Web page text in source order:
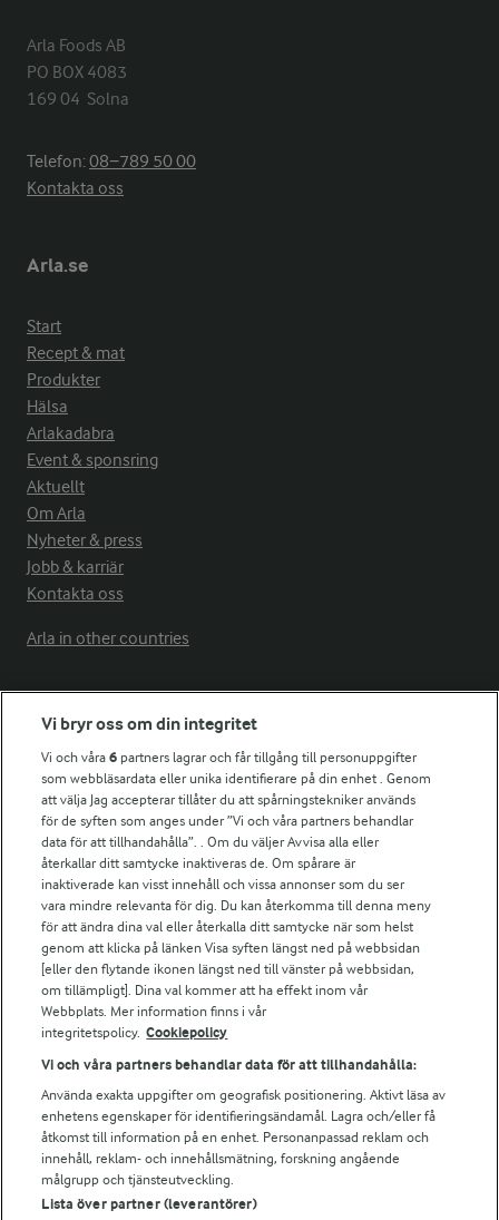
Arla Foods AB
PO BOX 4083
169 04  Solna
Telefon:08−789 50 00
Kontakta oss
Arla.se
Start
Recept & mat
Produkter
Hälsa
Arlakadabra
Event & sponsring
Aktuellt
Om Arla
Nyheter & press
Jobb & karriär
Kontakta oss
Arla in other countries
Fler Arlasajter
För ägare
Arlas kundportal
Arla.com
Falbygdens Ost
Arla webbshop
Bildbank
Följ oss
© 2026 Arla Foods
Vi bryr oss om din integritet
Vi och våra6 partners lagrar och får tillgång till personuppgifter
som webbläsardata eller unika identifierare på din enhet . Genom
att välja Jag accepterar tillåter du att spårningstekniker används
för de syften som anges under ”Vi och våra partners behandlar
data för att tillhandahålla”. . Om du väljer Avvisa alla eller
återkallar ditt samtycke inaktiveras de. Om spårare är
inaktiverade kan visst innehåll och vissa annonser som du ser
vara mindre relevanta för dig. Du kan återkomma till denna meny
för att ändra dina val eller återkalla ditt samtycke när som helst
genom att klicka på länken Visa syften längst ned på webbsidan
[eller den flytande ikonen längst ned till vänster på webbsidan,
om tillämpligt]. Dina val kommer att ha effekt inom vår
Webbplats. Mer information finns i vår
integritetspolicy. Cookiepolicy
Vi och våra partners behandlar data för att tillhandahålla:
Använda exakta uppgifter om geografisk positionering. Aktivt läsa av
enhetens egenskaper för identifieringsändamål. Lagra och/eller få
åtkomst till information på en enhet. Personanpassad reklam och
innehåll, reklam- och innehållsmätning, forskning angående
målgrupp och tjänsteutveckling.
Lista över partner (leverantörer)